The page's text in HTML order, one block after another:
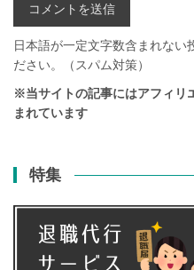
日本語が一定文字数含まれない
ださい。（スパム対策）
※当サイトの記事にはアフィリ
まれています
特集